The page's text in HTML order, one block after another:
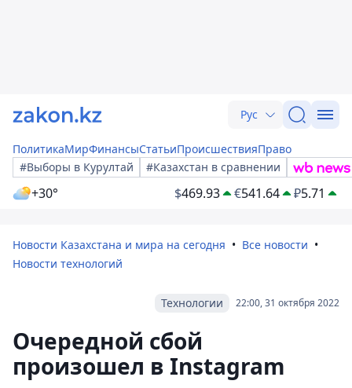
Рус
ПолитикаМирФинансыСтатьиПроисшествияПраво
#Выборы в Курултай
#Казахстан в сравнении
+30° $469.93 €541.64 ₽5.71
Новости Казахстана и мира на сегодня
Все новости
Новости технологий
22:00, 31 октября 2022
Технологии
Очередной сбой
произошел в Instagram